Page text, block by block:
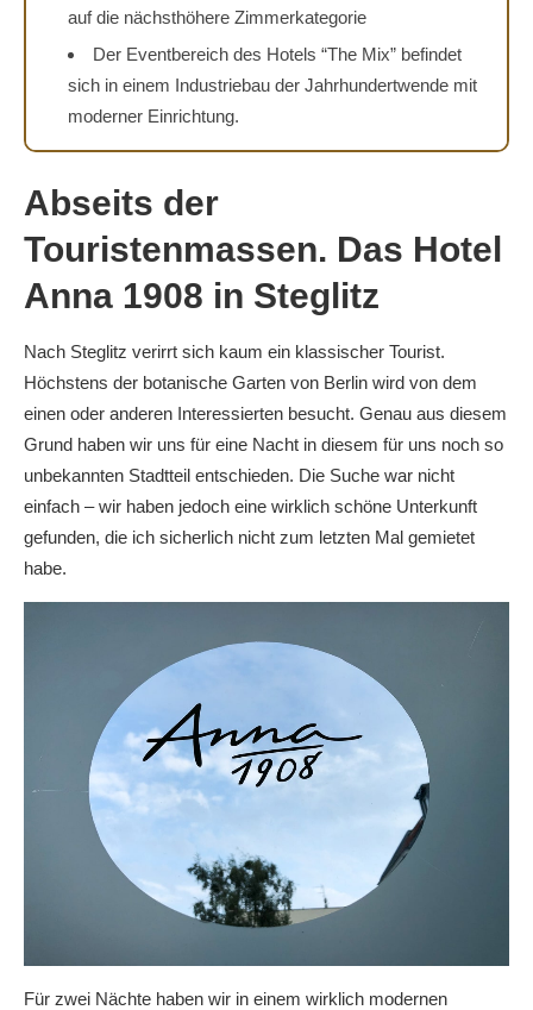
auf die nächsthöhere Zimmerkategorie
Der Eventbereich des Hotels “The Mix” befindet
sich in einem Industriebau der Jahrhundertwende mit
moderner Einrichtung.
Abseits der
Touristenmassen. Das Hotel
Anna 1908 in Steglitz
Nach Steglitz verirrt sich kaum ein klassischer Tourist.
Höchstens der botanische Garten von Berlin wird von dem
einen oder anderen Interessierten besucht. Genau aus diesem
Grund haben wir uns für eine Nacht in diesem für uns noch so
unbekannten Stadtteil entschieden. Die Suche war nicht
einfach – wir haben jedoch eine wirklich schöne Unterkunft
gefunden, die ich sicherlich nicht zum letzten Mal gemietet
habe.
Für zwei Nächte haben wir in einem wirklich modernen